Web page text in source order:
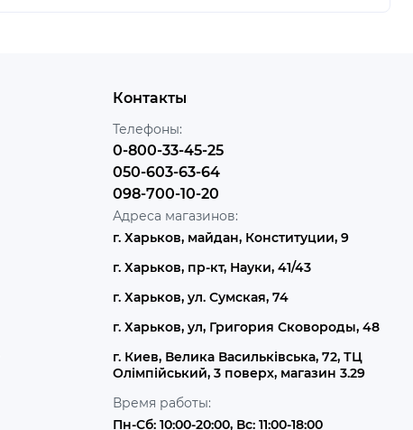
Контакты
Телефоны:
0-800-33-45-25
050-603-63-64
098-700-10-20
Адреса магазинов:
г. Харьков, майдан, Конституции, 9
г. Харьков, пр-кт, Науки, 41/43
г. Харьков, ул. Сумская, 74
г. Харьков, ул, Григория Сковороды, 48
г. Киев, Велика Васильківська, 72, ТЦ
Олімпійський, 3 поверх, магазин 3.29
Время работы:
Пн-Сб: 10:00-20:00, Вс: 11:00-18:00